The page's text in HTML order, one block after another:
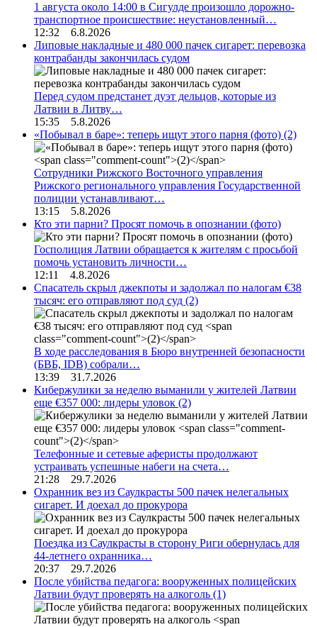
1 августа около 14:00 в Сигулде произошло дорожно-
транспортное происшествие: неустановленный…
12:32 6.8.2026
Липовые накладные и 480 000 пачек сигарет: перевозка
контрабанды закончилась судом
Перед судом предстанет дуэт дельцов, которые из
Латвии в Литву…
15:35 5.8.2026
«Побывал в баре»: теперь ищут этого парня (фото) (2)
Сотрудники Рижского Восточного управления
Рижского регионального управления Государственной
полиции устанавливают…
13:15 5.8.2026
Кто эти парни? Просят помочь в опознании (фото)
Госполиция Латвии обращается к жителям с просьбой
помочь установить личности…
12:11 4.8.2026
Спасатель скрыл джекпоты и задолжал по налогам €38
тысяч: его отправляют под суд (2)
В ходе расследования в Бюро внутренней безопасности
(БВБ, IDB) собрали…
13:39 31.7.2026
Кибержулики за неделю выманили у жителей Латвии
еще €357 000: лидеры уловок (2)
Телефонные и сетевые аферисты продолжают
устраивать успешные набеги на счета…
21:28 29.7.2026
Охранник вез из Саулкрасты 500 пачек нелегальных
сигарет. И доехал до прокурора
Поездка из Саулкрасты в сторону Риги обернулась для
44-летнего охранника…
20:37 29.7.2026
После убийства педагога: вооруженных полицейских
Латвии будут проверять на алкоголь (1)